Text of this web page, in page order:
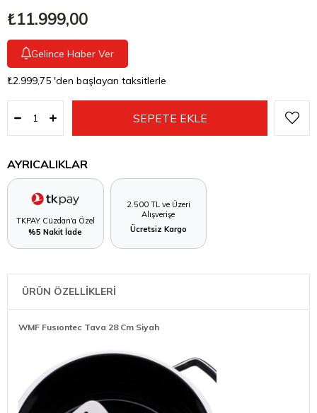
₺11.999,00
Gelince Haber Ver
₺2.999,75 'den başlayan taksitlerle
AYRICALIKLAR
TKPAY Cüzdan'a Özel
%5 Nakit İade
2.500 TL ve Üzeri
Alışverişe
Ücretsiz Kargo
ÜRÜN ÖZELLİKLERİ
WMF Fusıontec Tava 28 Cm Siyah